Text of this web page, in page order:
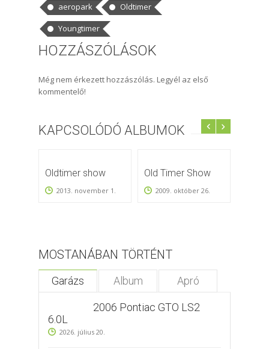
aeropark
Oldtimer
Youngtimer
HOZZÁSZÓLÁSOK
Még nem érkezett hozzászólás. Legyél az első
kommentelő!
KAPCSOLÓDÓ ALBUMOK
Oldtimer show
2013. november 1.
Old Timer Show
2009. október 26.
MOSTANÁBAN TÖRTÉNT
Garázs Album Apró
2006 Pontiac GTO LS2
6.0L
2026. július 20.